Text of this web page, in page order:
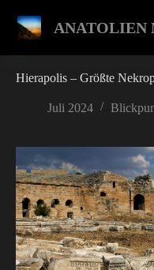
Inhalt
springen
ANATOLIEN
Hierapolis – Größte
Juli 2024